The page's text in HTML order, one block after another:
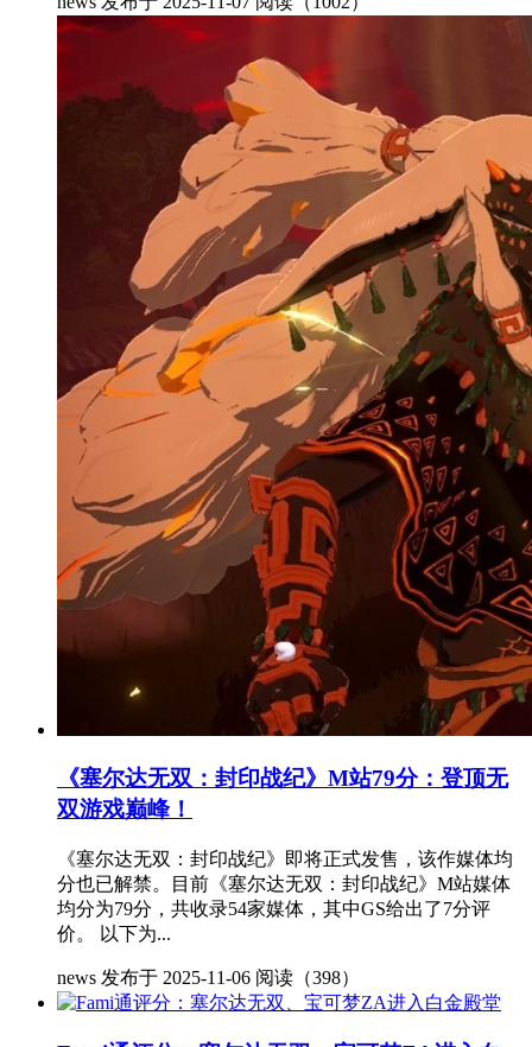
《塞尔达无双：封印战纪》M站79分：登顶无
双游戏巅峰！
《塞尔达无双：封印战纪》即将正式发售，该作媒体均
分也已解禁。目前《塞尔达无双：封印战纪》M站媒体
均分为79分，共收录54家媒体，其中GS给出了7分评
价。 以下为...
news 发布于 2025-11-06 阅读（398）